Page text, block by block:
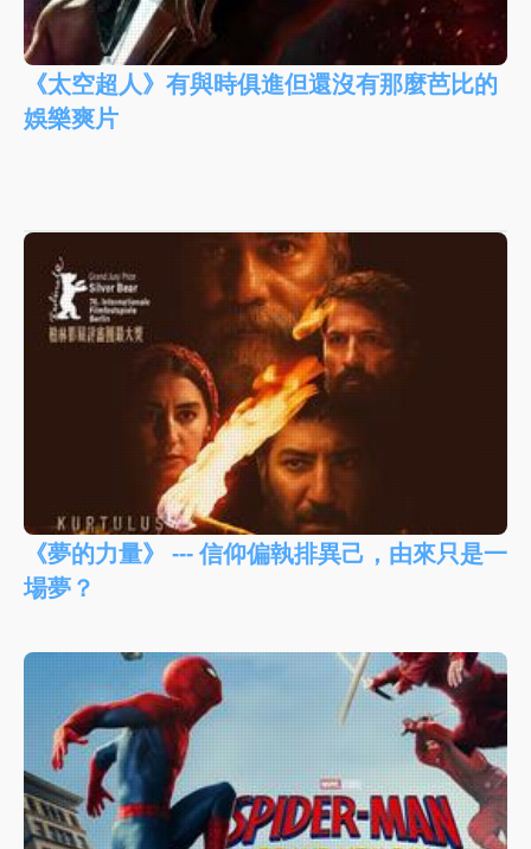
《太空超人》有與時俱進但還沒有那麼芭比的
娛樂爽片
《夢的力量》 --- 信仰偏執排異己，由來只是一
場夢？